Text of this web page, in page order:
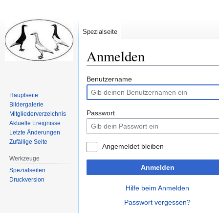
Anmelden
Zur
Navigation
springen
Zur
Suche
springen
Benutzername
Passwort
Angemeldet bleiben
Anmelden
Hilfe beim Anmelden
Passwort vergessen?
Spezialseite
Hauptseite
Bildergalerie
Mitgliederverzeichnis
Aktuelle Ereignisse
Letzte Änderungen
Zufällige Seite
Werkzeuge
Spezialseiten
Druckversion